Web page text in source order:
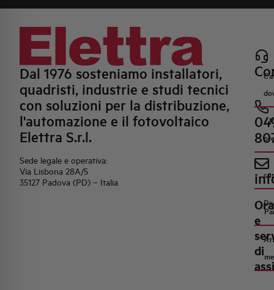
Dal 1976 sosteniamo installatori,
quadristi, industrie e studi tecnici
con soluzioni per la distribuzione,
l'automazione e il fotovoltaico
Elettra S.r.l.
Sede legale e operativa:
Via Lisbona 28A/5
35127 Padova (PD) – Italia
e
di